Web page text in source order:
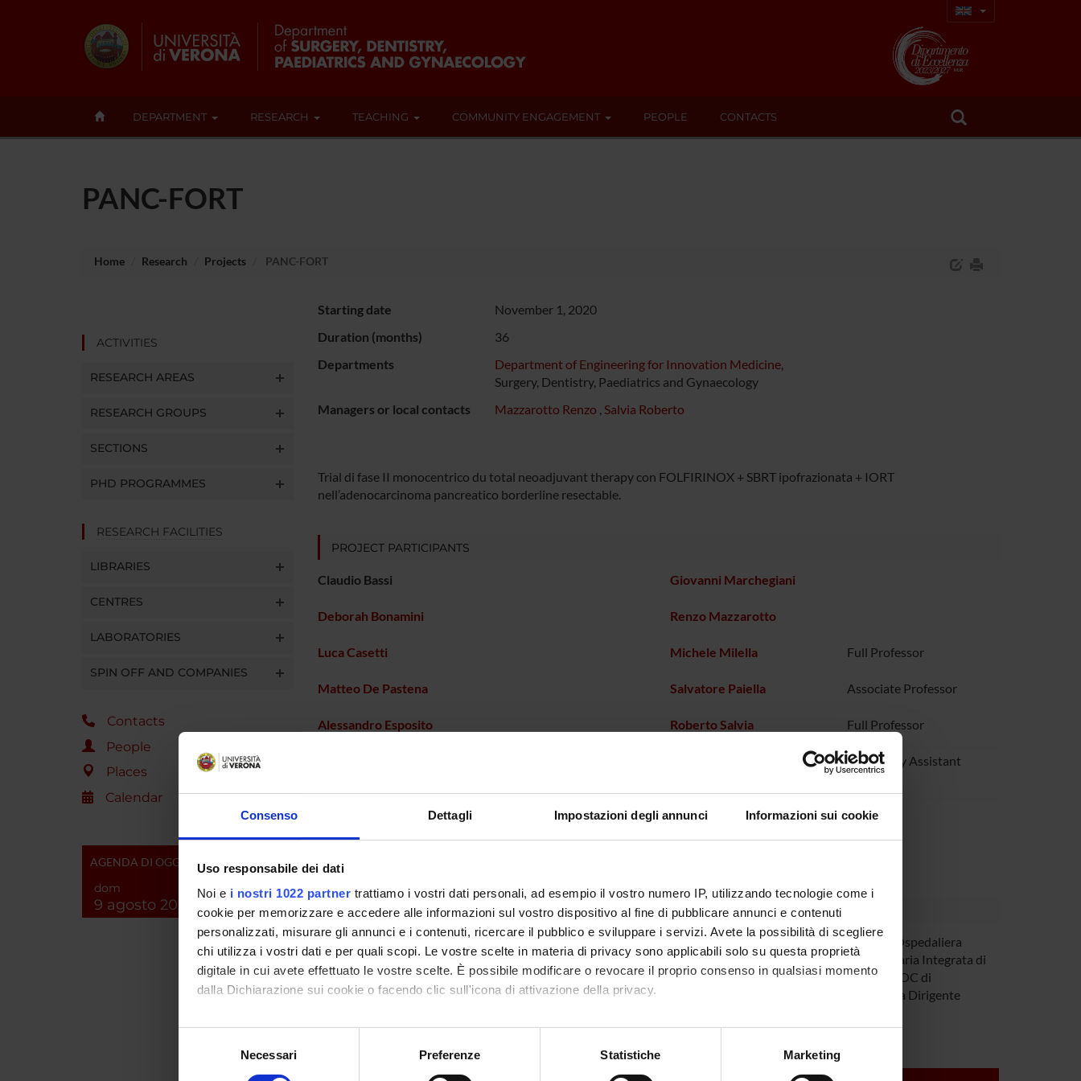
Consenso Dettagli Impostazioni degli annunci Informazioni sui cookie
Uso responsabile dei dati
Noi e i nostri 1022 partner trattiamo i vostri dati personali, ad esempio il vostro numero IP, utilizzando tecnologie come i
cookie per memorizzare e accedere alle informazioni sul vostro dispositivo al fine di pubblicare annunci e contenuti
personalizzati, misurare gli annunci e i contenuti, ricercare il pubblico e sviluppare i servizi. Avete la possibilità di scegliere
chi utilizza i vostri dati e per quali scopi. Le vostre scelte in materia di privacy sono applicabili solo su questa proprietà
digitale in cui avete effettuato le vostre scelte. È possibile modificare o revocare il proprio consenso in qualsiasi momento
dalla Dichiarazione sui cookie o facendo clic sull'icona di attivazione della privacy.
Con il tuo consenso, vorremmo anche:
raccogliere informazioni sulla tua posizione geografica, con un'approssimazione di qualche metro,
Necessari Preferenze Statistiche Marketing
DEPARTMENT RESEARCH TEACHING COMMUNITY ENGAGEMENT PEOPLE CONTACTS
PANC-FORT
Home Research Projects PANC-FORT
ACTIVITIES
RESEARCH AREAS
RESEARCH GROUPS
SECTIONS
PHD PROGRAMMES
RESEARCH FACILITIES
LIBRARIES
CENTRES
LABORATORIES
SPIN OFF AND COMPANIES
Contacts
People
Places
Calendar
AGENDA DI OGGI
dom
9 agosto 2026
Starting date
November 1, 2020
Duration (months)
36
Departments
Department of Engineering for Innovation Medicine,
Surgery, Dentistry, Paediatrics and Gynaecology
Managers or local contacts
Mazzarotto Renzo , Salvia Roberto
Trial di fase II monocentrico du total neoadjuvant therapy con FOLFIRINOX + SBRT ipofrazionata + IORT
nell’adenocarcinoma pancreatico borderline resectable.
PROJECT PARTICIPANTS
Claudio Bassi
Deborah Bonamini
Luca Casetti
Matteo De Pastena
Alessandro Esposito
Luca Landoni
Giovanni Marchegiani
Renzo Mazzarotto
Michele Milella Full Professor
Salvatore Paiella Associate Professor
Roberto Salvia Full Professor
Temporary Assistant
Massimiliano Tuveri
COLLABORATORI ESTERNI
Nicola Simoni
Azienda Ospedaliera
Universitaria Integrata di
Verona UOC di
Radiologia Dirigente
Gabriella Rossi
Azienda Ospedaliera
Universitaria Integrata di
Verona UOC di
Radiologia Dirigente